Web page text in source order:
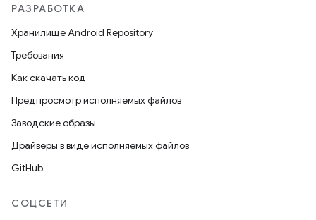
РАЗРАБОТКА
Хранилище Android Repository
Требования
Как скачать код
Предпросмотр исполняемых файлов
Заводские образы
Драйверы в виде исполняемых файлов
GitHub
СОЦСЕТИ